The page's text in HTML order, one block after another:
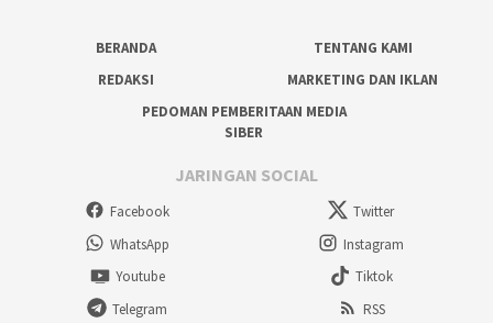
BERANDA
TENTANG KAMI
REDAKSI
MARKETING DAN IKLAN
PEDOMAN PEMBERITAAN MEDIA
SIBER
JARINGAN SOCIAL
Facebook
Twitter
WhatsApp
Instagram
Youtube
Tiktok
Telegram
RSS